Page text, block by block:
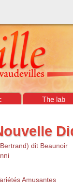
The lab
dit Beaunoir
Amusantes